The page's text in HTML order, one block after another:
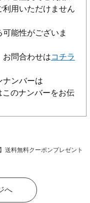
送料無料クーポンプレゼント
用いただけません
能性がございま
問合わせはコチラ
ンバーは
このナンバーをお伝
へ